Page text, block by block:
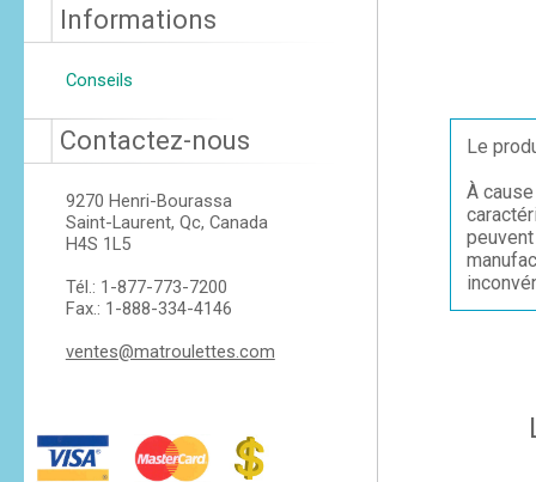
Informations
Conseils
Contactez-nous
9270 Henri-Bourassa
Saint-Laurent, Qc, Canada
H4S 1L5
Tél.: 1-877-773-7200
Fax.: 1-888-334-4146
ventes@matroulettes.com
Le
À